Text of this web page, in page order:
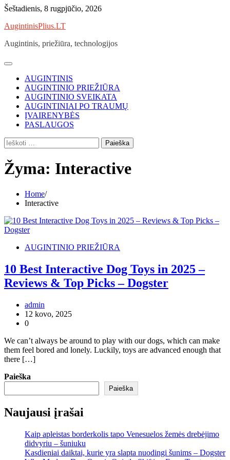
Skip
content
Šeštadienis, 8 rugpjūčio, 2026
AugintinisPlius.LT
Augintinis, priežiūra, technologijos
AUGINTINIS
AUGINTINIO PRIEŽIŪRA
AUGINTINIO SVEIKATA
AUGINTINIAI PO TRAUMŲ
ĮVAIRENYBĖS
PASLAUGOS
Ieškoti:
Žyma: Interactive
Home
Interactive
AUGINTINIO PRIEŽIŪRA
10 Best Interactive Dog Toys in 2025 –
Reviews & Top Picks – Dogster
admin
12 kovo, 2025
0
We can’t always be around to play with our dogs, which can make
them feel bored and lonely. Luckily, toys are advanced enough that
there […]
Paieška
Paieška
Naujausi įrašai
Kaip apleistas borderkolis tapo Venesuelos žemės drebėjimo
didvyriu – šuniuku
Kasdieniai daiktai, kurie yra slapta nuodingi šunims – Dogster